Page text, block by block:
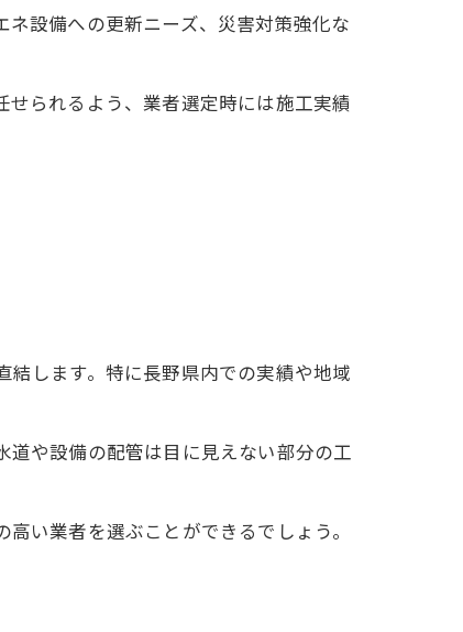
設備への更新ニーズ、災害対策強化な
られるよう、業者選定時には施工実績
します。特に長野県内での実績や地域
道や設備の配管は目に見えない部分の工
い業者を選ぶことができるでしょう。